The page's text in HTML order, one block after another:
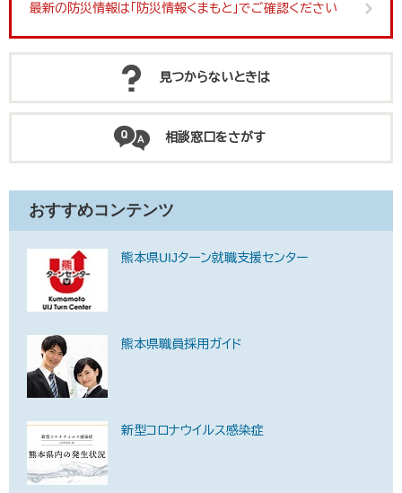
最新の防災情報は「防災情報くまもと」でご確認ください
見つからないときは
相談窓口をさがす
おすすめコンテンツ
熊本県UIJターン就職支援センター
熊本県職員採用ガイド
新型コロナウイルス感染症